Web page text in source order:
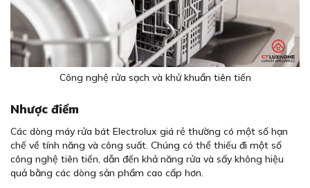
Công nghệ rửa sạch và khử khuẩn tiên tiến
Nhược điểm
Các dòng máy rửa bát Electrolux giá rẻ thường có một số hạn
chế về tính năng và công suất. Chúng có thể thiếu đi một số
công nghệ tiên tiến, dẫn đến khả năng rửa và sấy không hiệu
quả bằng các dòng sản phẩm cao cấp hơn.